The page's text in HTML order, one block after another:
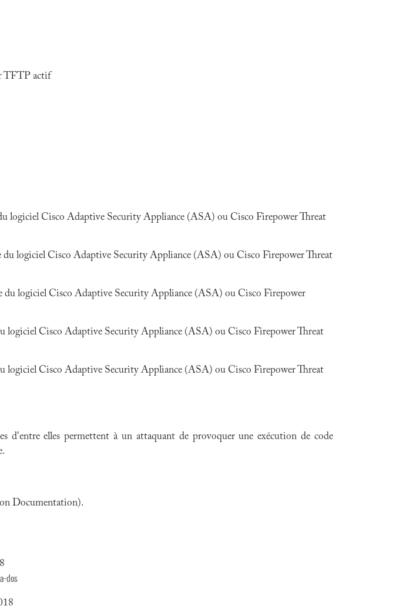
TFTP actif
logiciel Cisco Adaptive Security Appliance (ASA) ou Cisco Firepower Threat
logiciel Cisco Adaptive Security Appliance (ASA) ou Cisco Firepower Threat
logiciel Cisco Adaptive Security Appliance (ASA) ou Cisco Firepower
logiciel Cisco Adaptive Security Appliance (ASA) ou Cisco Firepower Threat
logiciel Cisco Adaptive Security Appliance (ASA) ou Cisco Firepower Threat
d'entre elles permettent à un attaquant de provoquer une exécution de code
Documentation).
dos